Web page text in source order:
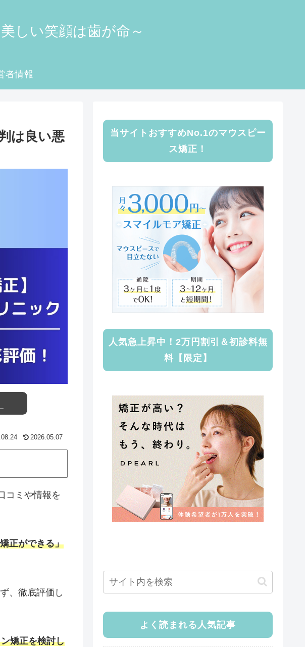
しい笑顔は歯が命～
者情報
は良い悪
2026.05.07
コミや情報を
正ができる」
、徹底評価し
矯正を検討し
当サイトおすすめNo.1のマウスピー
ス矯正！
人気急上昇中！2万円割引＆初診料無
料【限定】
よく読まれる人気記事